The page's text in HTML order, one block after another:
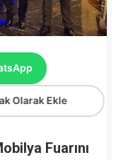
Olarak Ekle
Fuarını